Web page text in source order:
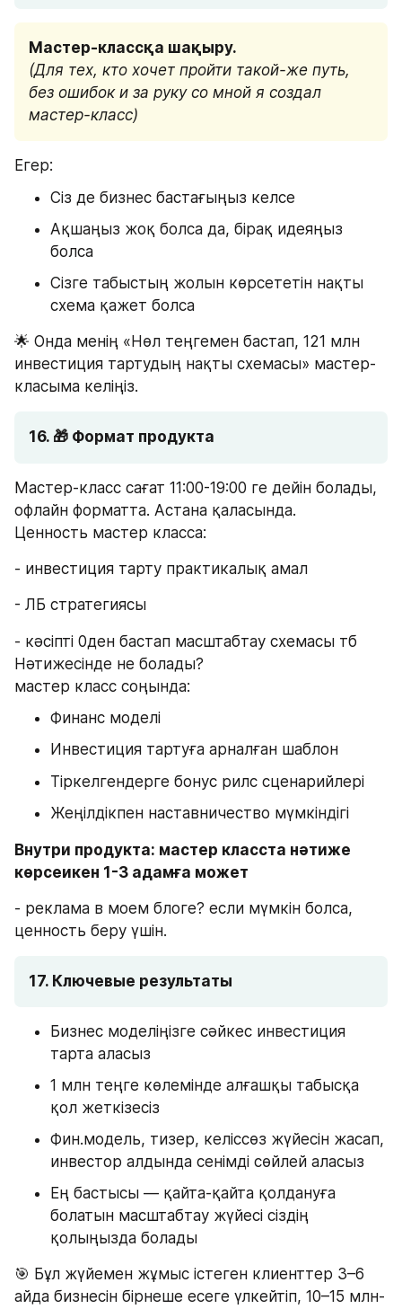
(Для тех, кто хочет пройти такой-же путь,
без ошибок и за руку со мной я создал
мастер-класс)
Егер:
Сіз де бизнес бастағыңыз келсе
Ақшаңыз жоқ болса да, бірақ идеяңыз
болса
Сізге табыстың жолын көрсететін нақты
схема қажет болса
🌟 Онда менің «Нөл теңгемен бастап, 121 млн
инвестиция тартудың нақты схемасы» мастер-
класыма келіңіз.
16. 🎁 Формат продукта
Мастер-класс сағат 11:00-19:00 ге дейін болады,
офлайн форматта. Астана қаласында.
Ценность мастер класса:
- инвестиция тарту практикалық амал
- ЛБ стратегиясы
- кәсіпті 0ден бастап масштабтау схемасы тб
Нәтижесінде не болады?
мастер класс соңында:
Финанс моделі
Инвестиция тартуға арналған шаблон
Тіркелгендерге бонус рилс сценарийлері
Жеңілдікпен наставничество мүмкіндігі
Внутри продукта: мастер класста нәтиже
көрсеикен 1-3 адамға может
- реклама в моем блоге? если мүмкін болса,
ценность беру үшін.
17. Ключевые результаты
Бизнес моделіңізге сәйкес инвестиция
тарта аласыз
1 млн теңге көлемінде алғашқы табысқа
қол жеткізесіз
Фин.модель, тизер, келіссөз жүйесін жасап,
инвестор алдында сенімді сөйлей аласыз
Ең бастысы — қайта-қайта қолдануға
болатын масштабтау жүйесі сіздің
қолыңызда болады
🎯 Бұл жүйемен жұмыс істеген клиенттер 3–6
айда бизнесін бірнеше есеге үлкейтіп, 10–15 млн-